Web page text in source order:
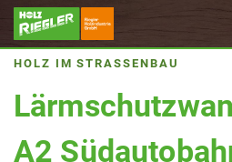
HOLZ IM STRASSENBAU
A2